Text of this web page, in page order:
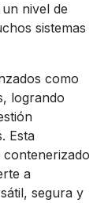
nivel de
sistemas
como
logrando
Esta
contenerizado
a
segura y